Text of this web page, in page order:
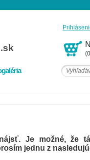
Je možné, že
jednu z